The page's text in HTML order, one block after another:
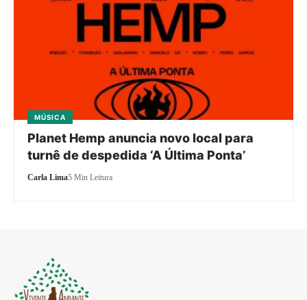
MÚSICA
Planet Hemp anuncia novo local para
turnê de despedida ‘A Última Ponta’
Carla Lima5 Min Leitura